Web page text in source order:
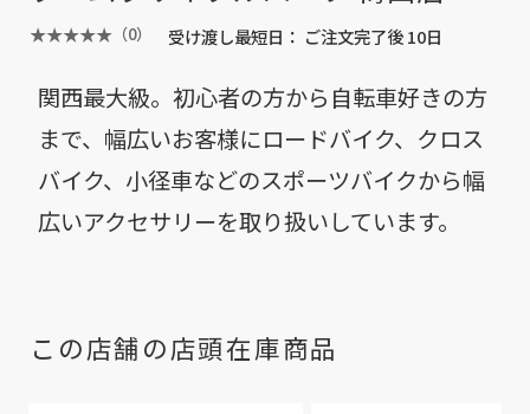
（0） 受け渡し最短日： ご注文完了後 10日
関西最大級。初心者の方から自転車好きの方
まで、幅広いお客様にロードバイク、クロス
バイク、小径車などのスポーツバイクから幅
広いアクセサリーを取り扱いしています。
この店舗の店頭在庫商品